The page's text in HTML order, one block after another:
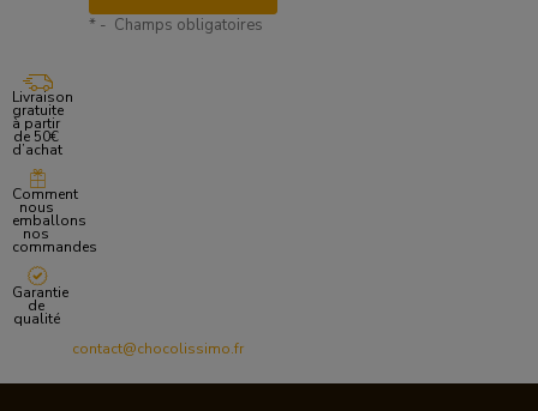
* - Champs obligatoires
Livraison
gratuite
à partir
de 50€
d’achat
Comment
nous
emballons
nos
commandes
Garantie
de
qualité
contact@chocolissimo.fr